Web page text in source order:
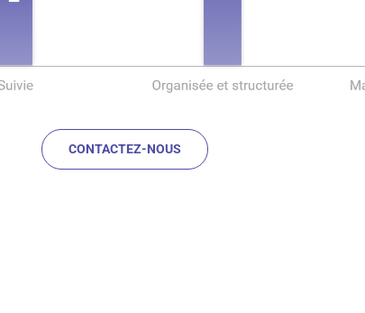
CONTACTEZ-NOUS